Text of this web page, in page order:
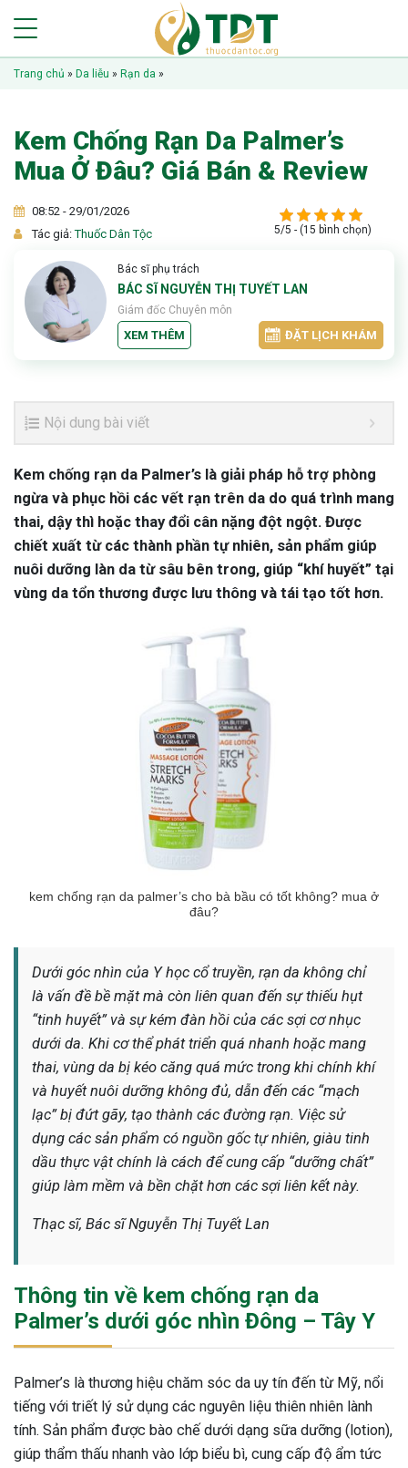
Trang chủ » Da liễu » Rạn da »
Kem Chống Rạn Da Palmer’s
Mua Ở Đâu? Giá Bán & Review
08:52 - 29/01/2026
Tác giả:Thuốc Dân Tộc 5/5 - (15 bình chọn)
Bác sĩ phụ trách
BÁC SĨ NGUYỄN THỊ TUYẾT LAN
Giám đốc Chuyên môn
XEM THÊM ĐẶT LỊCH KHÁM
Nội dung bài viết
Kem chống rạn da Palmer’s là giải pháp hỗ trợ phòng
ngừa và phục hồi các vết rạn trên da do quá trình mang
thai, dậy thì hoặc thay đổi cân nặng đột ngột. Được
chiết xuất từ các thành phần tự nhiên, sản phẩm giúp
nuôi dưỡng làn da từ sâu bên trong, giúp “khí huyết” tại
vùng da tổn thương được lưu thông và tái tạo tốt hơn.
kem chống rạn da palmer’s cho bà bầu có tốt không? mua ở
đâu?
Dưới góc nhìn của Y học cổ truyền, rạn da không chỉ
là vấn đề bề mặt mà còn liên quan đến sự thiếu hụt
“tinh huyết” và sự kém đàn hồi của các sợi cơ nhục
dưới da. Khi cơ thể phát triển quá nhanh hoặc mang
thai, vùng da bị kéo căng quá mức trong khi chính khí
và huyết nuôi dưỡng không đủ, dẫn đến các “mạch
lạc” bị đứt gãy, tạo thành các đường rạn. Việc sử
dụng các sản phẩm có nguồn gốc tự nhiên, giàu tinh
dầu thực vật chính là cách để cung cấp “dưỡng chất”
giúp làm mềm và bền chặt hơn các sợi liên kết này.
Thạc sĩ, Bác sĩ Nguyễn Thị Tuyết Lan
Thông tin về kem chống rạn da
Palmer’s dưới góc nhìn Đông – Tây Y
Palmer’s là thương hiệu chăm sóc da uy tín đến từ Mỹ, nổi
tiếng với triết lý sử dụng các nguyên liệu thiên nhiên lành
tính. Sản phẩm được bào chế dưới dạng sữa dưỡng (lotion),
giúp thẩm thấu nhanh vào lớp biểu bì, cung cấp độ ẩm tức